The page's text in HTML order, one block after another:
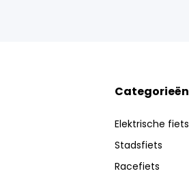
Categorieën
Elektrische fiets
Stadsfiets
Racefiets